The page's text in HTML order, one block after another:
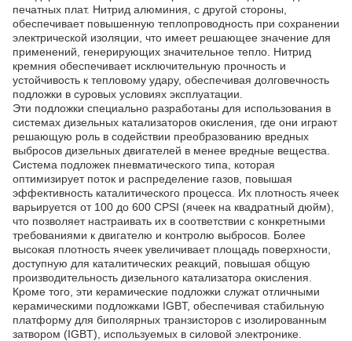
печатных плат. Нитрид алюминия, с другой стороны,
обеспечивает повышенную теплопроводность при сохранении
электрической изоляции, что имеет решающее значение для
применений, генерирующих значительное тепло. Нитрид
кремния обеспечивает исключительную прочность и
устойчивость к тепловому удару, обеспечивая долговечность
подложки в суровых условиях эксплуатации.
Эти подложки специально разработаны для использования в
системах дизельных катализаторов окисления, где они играют
решающую роль в содействии преобразованию вредных
выбросов дизельных двигателей в менее вредные вещества.
Система подложек пневматического типа, которая
оптимизирует поток и распределение газов, повышая
эффективность каталитического процесса. Их плотность ячеек
варьируется от 100 до 600 CPSI (ячеек на квадратный дюйм),
что позволяет настраивать их в соответствии с конкретными
требованиями к двигателю и контролю выбросов. Более
высокая плотность ячеек увеличивает площадь поверхности,
доступную для каталитических реакций, повышая общую
производительность дизельного катализатора окисления.
Кроме того, эти керамические подложки служат отличными
керамическими подложками IGBT, обеспечивая стабильную
платформу для биполярных транзисторов с изолированным
затвором (IGBT), используемых в силовой электронике.